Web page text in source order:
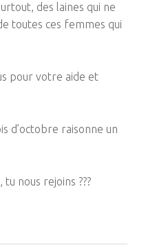
des laines qui ne
toutes ces femmes qui
pour votre aide et
d’octobre raisonne un
nous rejoins ???